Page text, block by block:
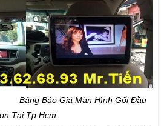
Bảng Báo Giá Màn Hình Gối Đầu
Tại Tp.Hcm